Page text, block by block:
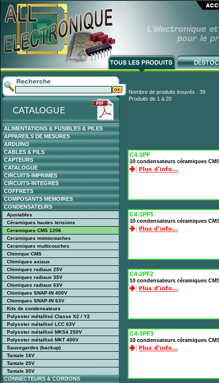
ALIMENTATIONS & FUSIBLES & PILES
APPAREILS DE MESURES
ARDUINO
CABLES & FILS
CAPTEURS
CATALOGUE
CIRCUITS-IMPRIMES
CIRCUITS-INTEGRES
COFFRETS
COMPOSANTS MEMOIRES
CONDENSATEURS
Ajustables
Céramiques hautes tensions
Ceramiques CMS 1206
Ceramiques monocouches
Ceramiques multicouches
Chimique CMS
Chimiques axiaux
Chimiques radiaux 25V
Chimiques radiaux 35V
Chimiques radiaux 63V
Chimiques SNAP-IN 400V
Chimiques SNAP-IN 63V
Kits de condensateurs
Polyester métallisé Classe X2 / Y2
Polyester métallisé LCC 63V
Polyester métallisé MKS4 250V
Polyester métallisé MKT 400V
Sauvegardes (backup)
Tantale 16V
Tantale 25V
Tantale 35V
CONNECTEURS & CORDONS
Nombre de produits trouvés : 39
Produits de 1 à 20
C4-1PF
10 condensateurs céramiques
C4-1PF5
10 condensateurs céramiques
C4-2PF2
10 condensateurs céramiques
C4-3PF3
10 condensateurs céramiques